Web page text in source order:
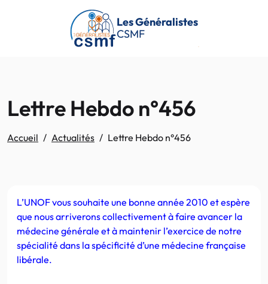
Passer au contenu principal
Les Généralistes
CSMF
Lettre Hebdo n°456
Accueil Actualités Lettre Hebdo n°456
L’UNOF vous souhaite une bonne année 2010 et espère
que nous arriverons collectivement à faire avancer la
médecine générale et à maintenir l’exercice de notre
spécialité dans la spécificité d’une médecine française
libérale.